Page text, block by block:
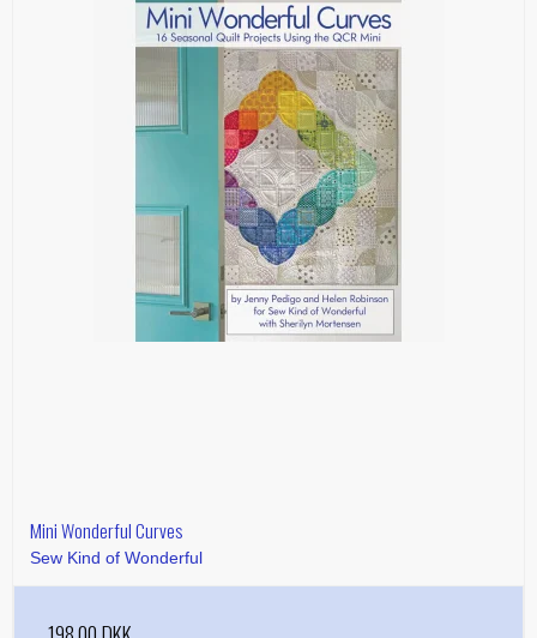
Mini Wonderful Curves
Sew Kind of Wonderful